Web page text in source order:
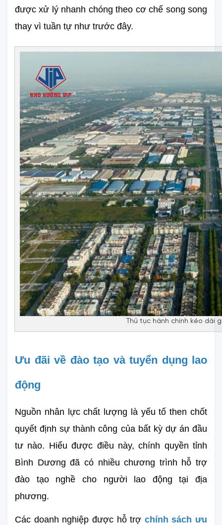
được xử lý nhanh chóng theo cơ chế song song
thay vì tuần tự như trước đây.
Thủ tục hành chính kéo dài
Ưu đãi về đào tạo và tuyển dụng lao
động
Nguồn nhân lực chất lượng là yếu tố then chốt
quyết định sự thành công của bất kỳ dự án đầu
tư nào. Hiểu được điều này, chính quyền tỉnh
Bình Dương đã có nhiều chương trình hỗ trợ
đào tạo nghề cho người lao động tại địa
phương.
Các doanh nghiệp được hỗ trợ chính sách ưu